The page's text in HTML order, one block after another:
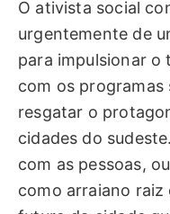
O ativista social
urgentemente de
para impulsionar o
com os programas
resgatar o
cidades do
com as pessoas,
como arraiano